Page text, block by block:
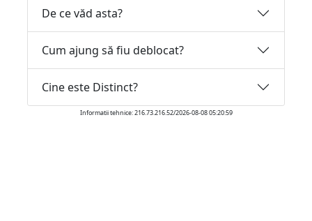
De ce văd asta?
Cum ajung să fiu deblocat?
Cine este Distinct?
Informatii tehnice: 216.73.216.52/2026-08-08 05:20:59